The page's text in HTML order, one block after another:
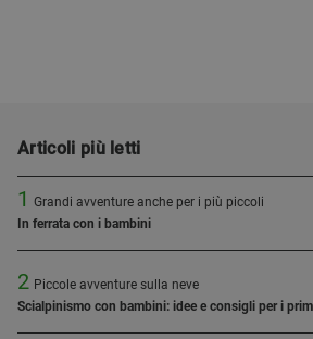
Articoli più letti
1 Grandi avventure anche per i più piccoli
In ferrata con i bambini
2 Piccole avventure sulla neve
Scialpinismo con bambini: idee e consigli per i